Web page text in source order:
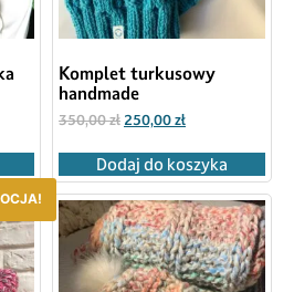
Komplet turkusowy
handmade
350,00zł 250,00zł
Dodaj do koszyka